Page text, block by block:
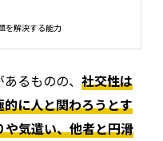
を解決する能力
るものの、 社交性は
に人と関わろうとす
気遣い、他者と円滑